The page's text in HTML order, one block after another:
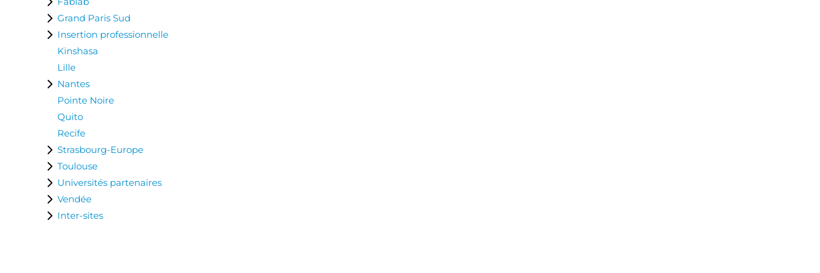
Grand Paris Sud
Insertion professionnelle
Kinshasa
Lille
Nantes
Pointe Noire
Quito
Recife
Strasbourg-Europe
Toulouse
Universités partenaires
Vendée
Inter-sites